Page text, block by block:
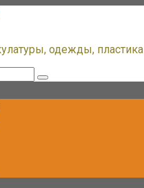
одежды, пластика